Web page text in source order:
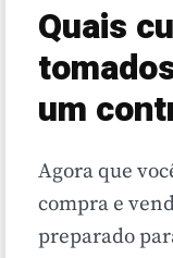
Quais
um
Agora que
compra e
preparado